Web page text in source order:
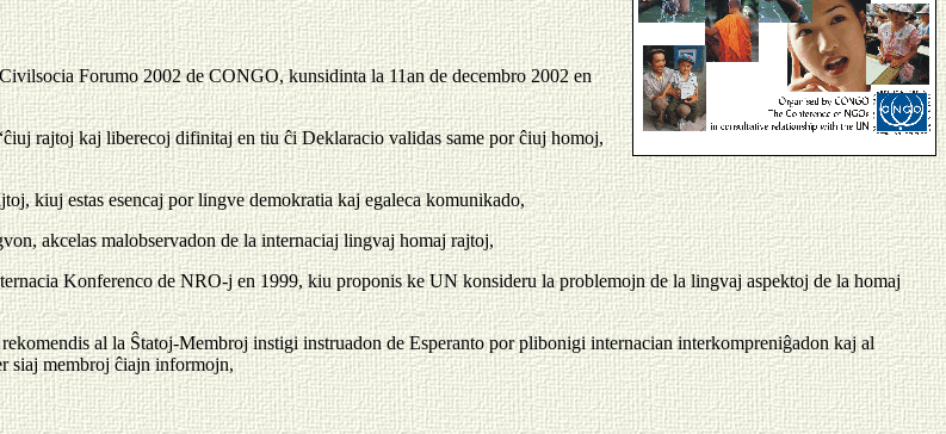
Forumo 2002 de CONGO, kunsidinta la 11an de decembro 2002 en
rajtoj kaj liberecoj difinitaj en tiu ĉi Deklaracio validas same por ĉiuj homoj,
kiuj estas esencaj por lingve demokratia kaj egaleca komunikado,
akcelas malobservadon de la internaciaj lingvaj homaj rajtoj,
Konferenco de NRO-j en 1999, kiu proponis ke UN konsideru la problemojn de la lingvaj aspektoj de la homaj
al la Ŝtatoj-Membroj instigi instruadon de Esperanto por plibonigi internacian interkompreniĝadon kaj al
siaj membroj ĉiajn informojn,